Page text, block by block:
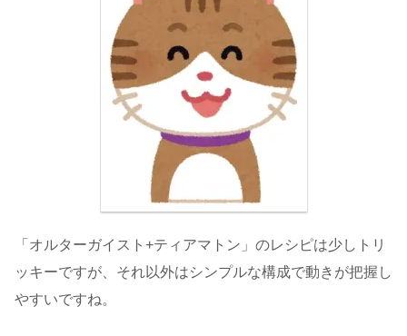
「オルターガイスト+ティアマトン」のレシピは少しトリ
ッキーですが、それ以外はシンプルな構成で動きが把握し
やすいですね。